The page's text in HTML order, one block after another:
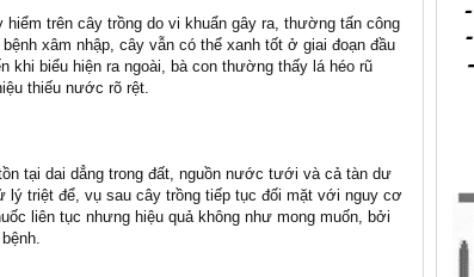
hiểm trên cây trồng do vi khuẩn gây ra, thường tấn công
xâm nhập, cây vẫn có thể xanh tốt ở giai đoạn đầu
khi biểu hiện ra ngoài, bà con thường thấy lá héo rũ
thiếu nước rõ rệt.
tại dai dẳng trong đất, nguồn nước tưới và cả tàn dư
lý triệt để, vụ sau cây trồng tiếp tục đối mặt với nguy cơ
liên tục nhưng hiệu quả không như mong muốn, bởi